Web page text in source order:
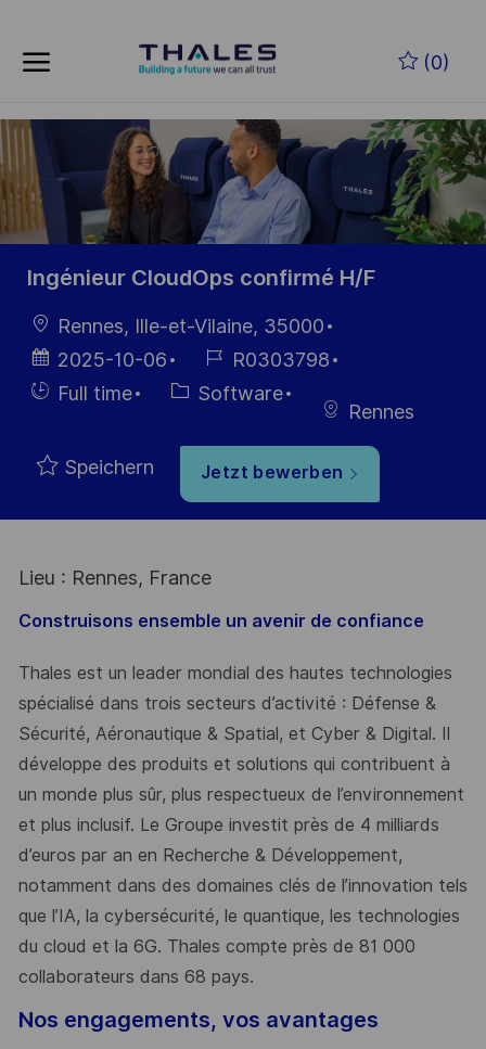
(0)
-
Ingénieur CloudOps confirmé H/F
Ort
Rennes, Ille-et-Vilaine, 35000
Datum der
Veröffentlichung
2025-10-06
Job-
ID
R0303798
Einstellunngstyp
Full time Kategorie
Software
Rennes
Speichern Jetzt bewerben
Lieu : Rennes, France
Construisons ensemble un avenir de confiance
Thales est un leader mondial des hautes technologies
spécialisé dans trois secteurs d’activité : Défense &
Sécurité, Aéronautique & Spatial, et Cyber & Digital. Il
développe des produits et solutions qui contribuent à
un monde plus sûr, plus respectueux de l’environnement
et plus inclusif. Le Groupe investit près de 4 milliards
d’euros par an en Recherche & Développement,
notamment dans des domaines clés de l’innovation tels
que l’IA, la cybersécurité, le quantique, les technologies
du cloud et la 6G. Thales compte près de 81 000
collaborateurs dans 68 pays.
Nos engagements, vos avantages